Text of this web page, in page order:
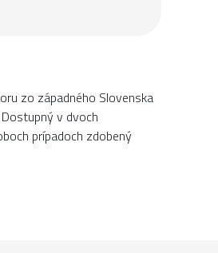
zo západného Slovenska
v dvoch
prípadoch zdobený